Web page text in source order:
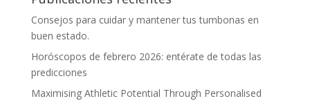
Consejos para cuidar y mantener tus tumbonas en
buen estado.
Horóscopos de febrero 2026: entérate de todas las
predicciones
Maximising Athletic Potential Through Personalised